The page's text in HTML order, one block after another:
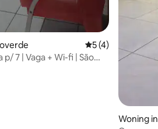
Gemiddelde
5 (4)
p/ 7 | Vaga + Wi-fi | São
Woning